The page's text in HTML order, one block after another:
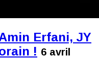
Erfani, JY
! 6 avril